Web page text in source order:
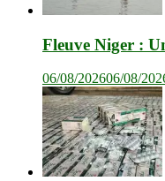
Fleuve Niger :
06/08/202606/08/